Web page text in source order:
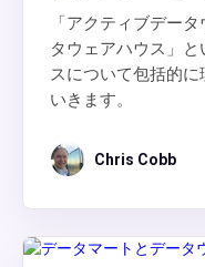
「アクティブデー
タウェアハウス」
スについて包括的
いきます。
Chris Cobb